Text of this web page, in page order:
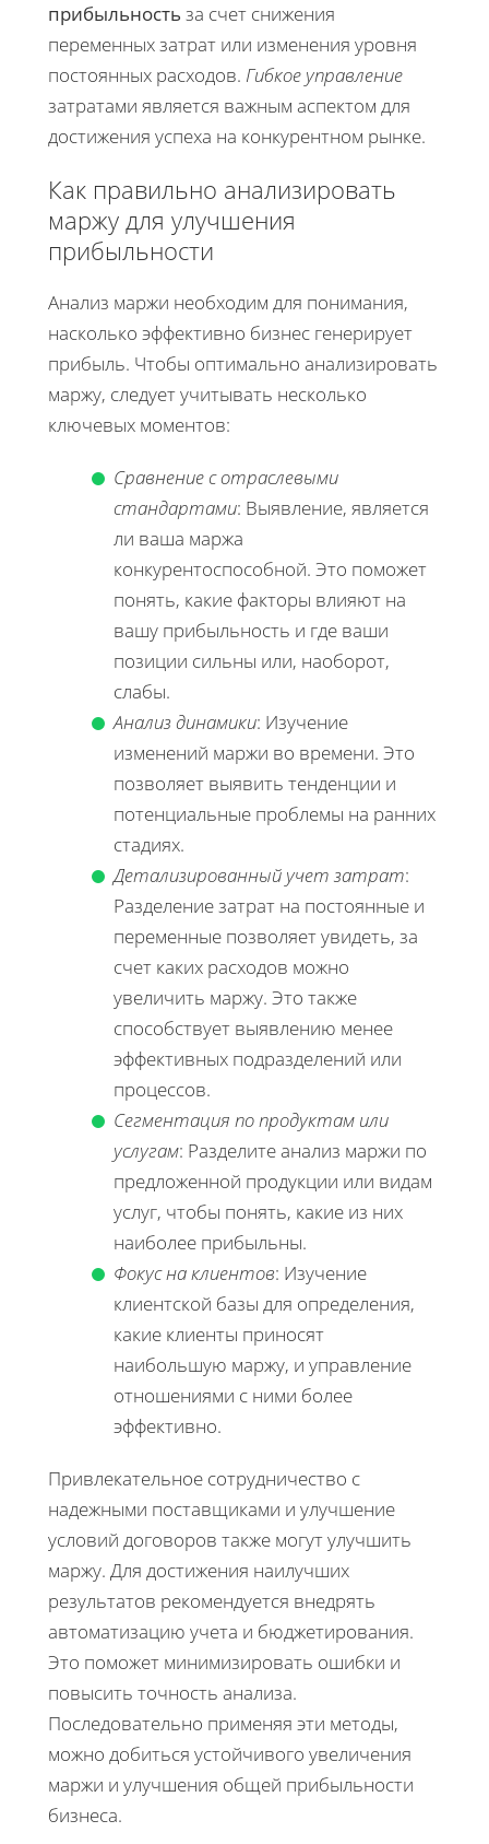
прибыльность за счет снижения
переменных затрат или изменения уровня
постоянных расходов. Гибкое управление
затратами является важным аспектом для
достижения успеха на конкурентном рынке.
Как правильно анализировать
маржу для улучшения
прибыльности
Анализ маржи необходим для понимания,
насколько эффективно бизнес генерирует
прибыль. Чтобы оптимально анализировать
маржу, следует учитывать несколько
ключевых моментов:
Сравнение с отраслевыми
стандартами: Выявление, является
ли ваша маржа
конкурентоспособной. Это поможет
понять, какие факторы влияют на
вашу прибыльность и где ваши
позиции сильны или, наоборот,
слабы.
Анализ динамики: Изучение
изменений маржи во времени. Это
позволяет выявить тенденции и
потенциальные проблемы на ранних
стадиях.
Детализированный учет затрат:
Разделение затрат на постоянные и
переменные позволяет увидеть, за
счет каких расходов можно
увеличить маржу. Это также
способствует выявлению менее
эффективных подразделений или
процессов.
Сегментация по продуктам или
услугам: Разделите анализ маржи по
предложенной продукции или видам
услуг, чтобы понять, какие из них
наиболее прибыльны.
Фокус на клиентов: Изучение
клиентской базы для определения,
какие клиенты приносят
наибольшую маржу, и управление
отношениями с ними более
эффективно.
Привлекательное сотрудничество с
надежными поставщиками и улучшение
условий договоров также могут улучшить
маржу. Для достижения наилучших
результатов рекомендуется внедрять
автоматизацию учета и бюджетирования.
Это поможет минимизировать ошибки и
повысить точность анализа.
Последовательно применяя эти методы,
можно добиться устойчивого увеличения
маржи и улучшения общей прибыльности
бизнеса.